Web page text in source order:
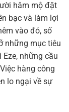
hâm mộ đặt
bạc và làm lợi
vào đó, số
những mục tiêu
những cầu
hàng công
lo ngại về sự